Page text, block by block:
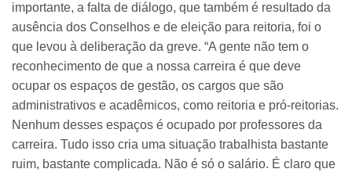
importante, a falta de diálogo, que também é resultado da
ausência dos Conselhos e de eleição para reitoria, foi o
que levou à deliberação da greve. “A gente não tem o
reconhecimento de que a nossa carreira é que deve
ocupar os espaços de gestão, os cargos que são
administrativos e acadêmicos, como reitoria e pró-reitorias.
Nenhum desses espaços é ocupado por professores da
carreira. Tudo isso cria uma situação trabalhista bastante
ruim, bastante complicada. Não é só o salário. É claro que